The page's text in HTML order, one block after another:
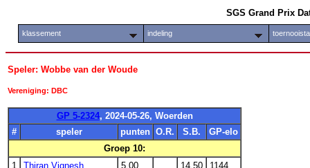
SGS Grand Prix
klassement indeling
Speler: Wobbe van der Woude
Vereniging: DBC
GP 5-2324, 2024-05-26, Woerden
#
speler punten O.R. S.B.
GP-elo
Groep 10:
1
Thiran Vignesh 5.00 14.50
1144